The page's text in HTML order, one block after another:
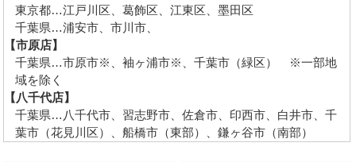
東京都…江戸川区、葛飾区、江東区、墨田区
千葉県…浦安市、市川市、
【市原店】
千葉県…市原市※、袖ヶ浦市※、千葉市（緑区） ※一部地
域を除く
【八千代店】
千葉県…八千代市、習志野市、佐倉市、印西市、白井市、千
葉市（花見川区）、船橋市（東部）、鎌ヶ谷市（南部）